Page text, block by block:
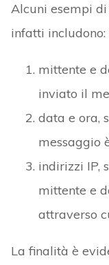
Alcuni esempi
infatti includono:
mittente e
inviato il
data e ora,
messaggio
indirizzi IP,
mittente e
attraverso
La finalità è